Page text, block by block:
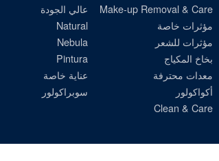
Make-up Removal & Care
مؤثرات خاصة
مؤثرات للشعر
بخاخ المكياج
معدات محترفة
أكواكولور
Clean & Care
عالي الجودة
Natural
Nebula
Pintura
عناية خاصة
سوبراكولور